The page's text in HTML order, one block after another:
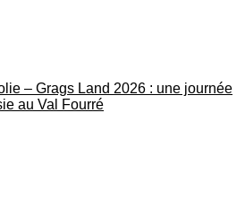
– Grags Land 2026 : une journée
au Val Fourré